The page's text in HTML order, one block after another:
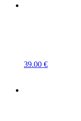
39.00 €